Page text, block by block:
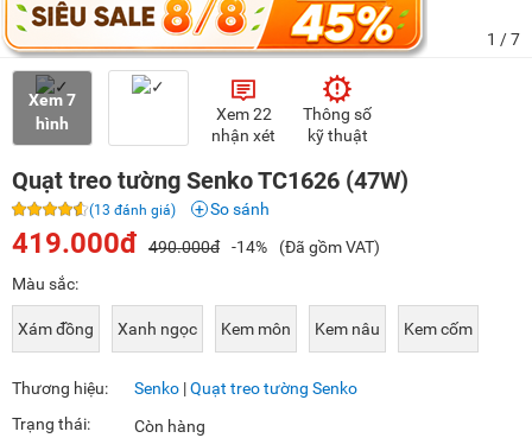
1 / 7
Xem 7
hình
Xem 22
nhận xét
Thông số
kỹ thuật
Quạt treo tường Senko TC1626 (47W)
(13 đánh giá) So sánh
419.000đ 490.000đ -14%
(Đã gồm VAT)
Màu sắc:
Xám đồng Xanh ngọc Kem môn Kem nâu Kem cốm
Thương hiệu: Senko |Quạt treo tường Senko
Trạng thái:
Còn hàng